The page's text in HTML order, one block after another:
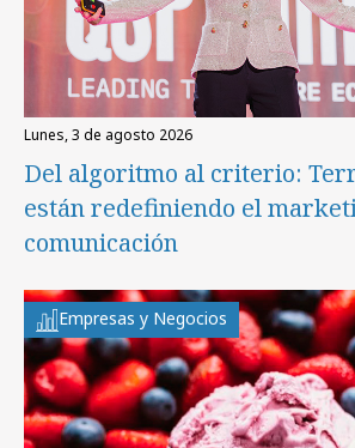
lunes, 3 de agosto 2026
Del algoritmo al criterio:
están redefiniendo el
comunicación
Empresas y Negocios